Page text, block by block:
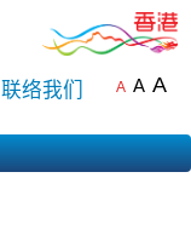
联络我们 A A A